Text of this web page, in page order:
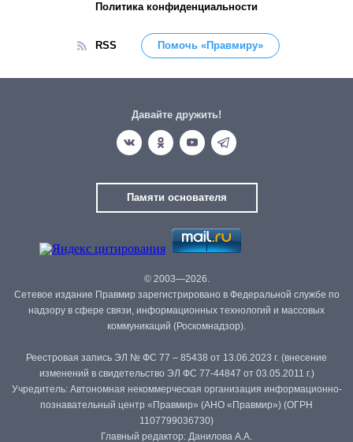
Политика конфиденциальности
RSS Помочь «Правмиру»
Давайте дружить!
Памяти основателя
© 2003—2026.
Сетевое издание Правмир зарегистрировано в Федеральной службе по
надзору в сфере связи, информационных технологий и массовых
коммуникаций (Роскомнадзор).
Реестровая запись ЭЛ № ФС 77 – 85438 от 13.06.2023 г. (внесение
изменений в свидетельство ЭЛ ФС 77-44847 от 03.05.2011 г.)
Учредитель: Автономная некоммерческая организация информационно-
познавательный центр «Правмир» (АНО «Правмир») (ОГРН
1107799036730)
Главный редактор: Данилова А.А.